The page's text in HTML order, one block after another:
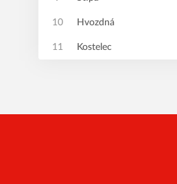
10 Hvozdná
11 Kostelec